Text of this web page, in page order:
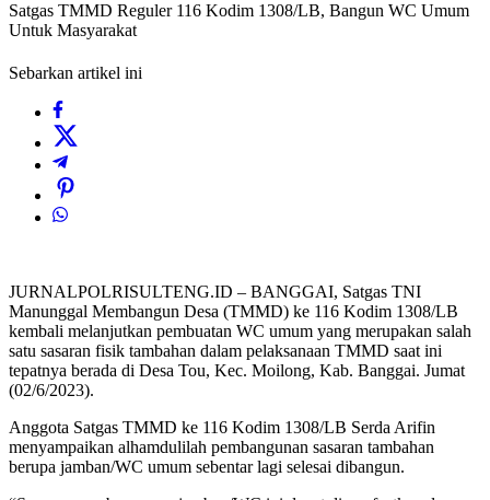
Satgas TMMD Reguler 116 Kodim 1308/LB, Bangun WC Umum
Untuk Masyarakat
Sebarkan artikel ini
JURNALPOLRISULTENG.ID – BANGGAI, Satgas TNI
Manunggal Membangun Desa (TMMD) ke 116 Kodim 1308/LB
kembali melanjutkan pembuatan WC umum yang merupakan salah
satu sasaran fisik tambahan dalam pelaksanaan TMMD saat ini
tepatnya berada di Desa Tou, Kec. Moilong, Kab. Banggai. Jumat
(02/6/2023).
Anggota Satgas TMMD ke 116 Kodim 1308/LB Serda Arifin
menyampaikan alhamdulilah pembangunan sasaran tambahan
berupa jamban/WC umum sebentar lagi selesai dibangun.